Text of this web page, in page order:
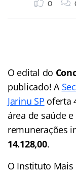
0
O edital do
publicado! A
Jarinu SP oferta
área de saúde
remunerações
14.128,00.
O Instituto Mais